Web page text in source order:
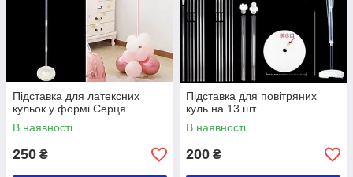
Підставка для латексних
кульок у формі Серця
В наявності
250 ₴
Підставка для повітряних
куль на 13 шт
В наявності
200 ₴